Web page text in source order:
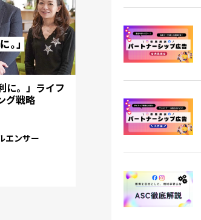
に。」ライフ
グ戦略
エンサー